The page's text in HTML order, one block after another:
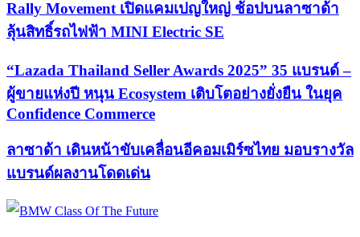
Rally Movement เปิดแคมเปญใหญ่ ช้อปบนลาซาด้า
ลุ้นสิทธิ์รถไฟฟ้า MINI Electric SE
“Lazada Thailand Seller Awards 2025” 35 แบรนด์ –
ผู้ขายแห่งปี หนุน Ecosystem เติบโตอย่างยั่งยืน ในยุค
Confidence Commerce
ลาซาด้า เดินหน้าขับเคลื่อนอีคอมเมิร์ซไทย มอบรางวัล
แบรนด์ผลงานโดดเด่น